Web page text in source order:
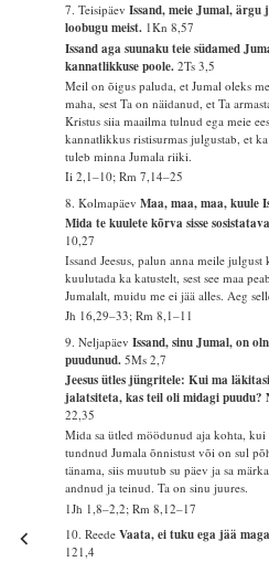
7. TeisipäevIssand, meie Jumal,
loobugu meist. 1Kn 8,57
Issand aga suunaku teie südamed
kannatlikkuse poole.2Ts 3,5
Meil on õigus paluda, et Jumal oleks
maha, sest Ta on näidanud, et Ta
Kristus siia maailma tulnud ega meie
kannatlikkus ristisurmas julgustab, et
tuleb minna Jumala riiki.
Ii 2,1–10; Rm 7,14–25
8. KolmapäevMaa, maa, maa, kuule
Mida te kuulete kõrva sisse
10,27
Issand Jeesus, palun anna meile
kuulutada ka katustelt, sest see maa
Jumalalt, muidu me ei jää alles. Aeg
Jh 16,29–33; Rm 8,1–11
9. NeljapäevIssand, sinu Jumal, on
puudunud.5Ms 2,7
Jeesus ütles jüngritele: Kui ma
jalatsiteta, kas teil oli midagi puudu?
22,35
Mida sa ütled möödunud aja kohta, kui
tundnud Jumala õnnistust või on sul
tänama, siis muutub su päev ja sa
andnud ja teinud. Ta on sinu juures.
1Jh 1,8–2,2; Rm 8,12–17
10. ReedeVaata, ei tuku ega jää
121,4